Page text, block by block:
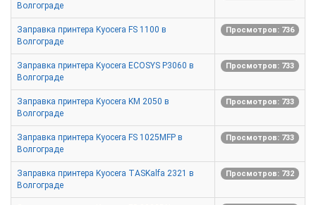
Волгограде
Заправка принтера Kyocera FS 1100 в
Волгограде
Просмотров: 736
Заправка принтера Kyocera ECOSYS P3060 в
Волгограде
Просмотров: 733
Заправка принтера Kyocera KM 2050 в
Волгограде
Просмотров: 733
Заправка принтера Kyocera FS 1025MFP в
Волгограде
Просмотров: 733
Заправка принтера Kyocera TASKalfa 2321 в
Волгограде
Просмотров: 732